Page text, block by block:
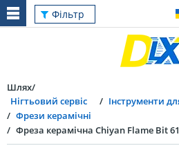
Фільтр
Шлях
Нігтьовий сервіс
Інструменти
Фрези керамічні
Фреза керамічна Chiyan Flame Bit